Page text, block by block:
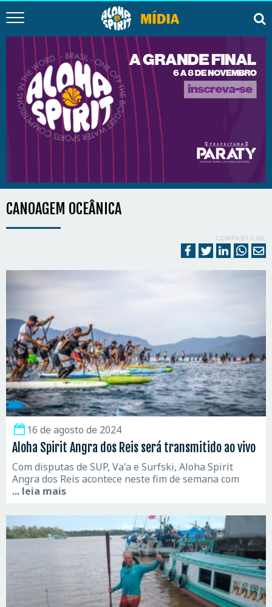
CANOAGEM OCEÂNICA
COMPARTILHE
16 de agosto de 2024
Aloha Spirit Angra dos Reis será transmitido ao vivo
Com disputas de SUP, Va'a e Surfski, Aloha Spirit
Angra dos Reis acontece neste fim de semana com
... leia mais